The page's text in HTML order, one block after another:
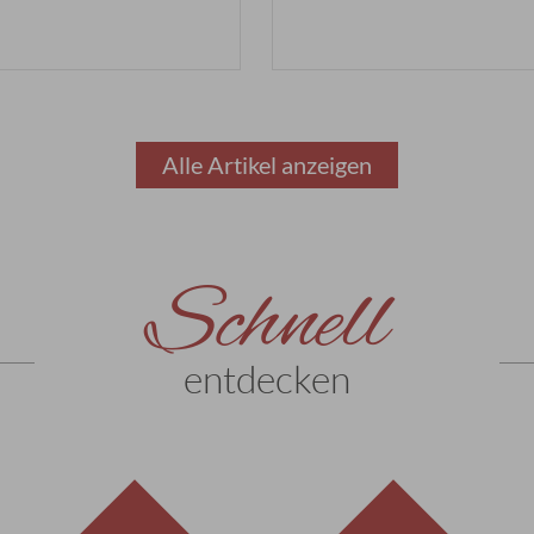
Alle Artikel anzeigen
Schnell
entdecken